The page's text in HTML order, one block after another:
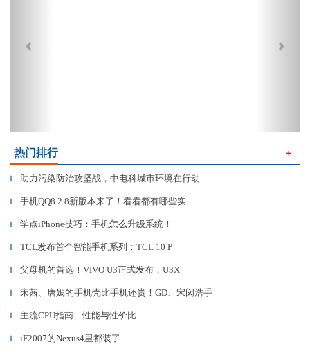
热门排行 ＋
▎ 助力污染防治攻坚战，中电科城市环境在行动
▎ 手机QQ8.2.8新版本来了！看看都有哪些实
▎ 学点iPhone技巧：手机怎么升级系统！
▎ TCL发布首个智能手机系列：TCL 10 P
▎ 父母机的首选！VIVO U3正式发布，U3X
▎ 宋茜、唐嫣的手机壳比手机还贵！GD、宋闵浩手
▎ 主流CPU指南—性能与性价比
▎ iF2007的Nexus4里都装了